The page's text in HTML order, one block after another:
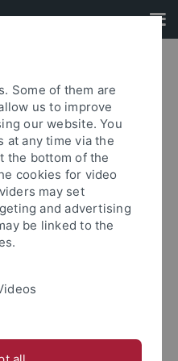
Nr. 1/2022:
der
Some of them are
us to improve
our website. You
at any time via the
the bottom of the
cookies for video
may set
and advertising
be linked to the